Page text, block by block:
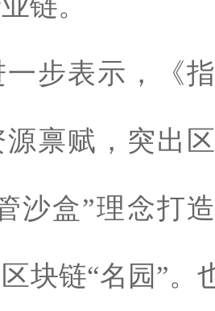
表示，《指
禀赋，突出
沙盒”理念打
块链“名园”。